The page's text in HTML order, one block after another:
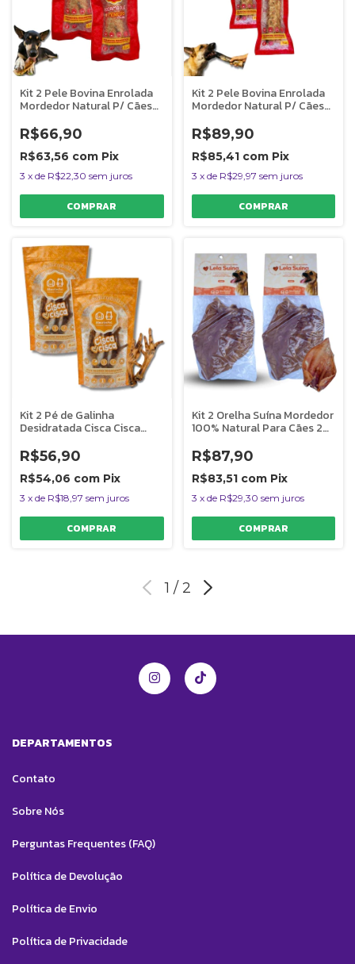
Kit 2 Pele Bovina Enrolada
Mordedor Natural P/ Cães
AlecrimPet
R$66,90
R$63,56 com Pix
3 x de R$22,30 sem juros
Kit 2 Pele Bovina Enrolada
Mordedor Natural P/ Cães
AlecrimPet
R$89,90
R$85,41 com Pix
3 x de R$29,97 sem juros
Kit 2 Pé de Galinha
Desidratada Cisca Cisca
AlecrimPet
R$56,90
R$54,06 com Pix
3 x de R$18,97 sem juros
Kit 2 Orelha Suína Mordedor
100% Natural Para Cães 2
R$87,90
R$83,51 com Pix
3 x de R$29,30 sem juros
1 / 2
DEPARTAMENTOS
Contato
Sobre Nós
Perguntas Frequentes (FAQ)
Política de Devolução
Política de Envio
Política de Privacidade